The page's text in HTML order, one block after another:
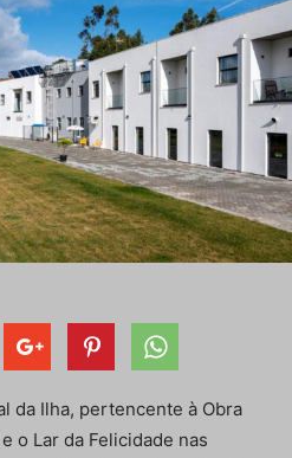
da Ilha, pertencente à Obra
o Lar da Felicidade nas